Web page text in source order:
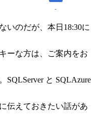
-
いのだが、本日18:30に
ーな方は、ご案内をお
SQLServer と SQLAzure
伝えておきたい話があ